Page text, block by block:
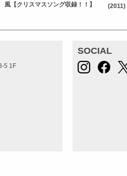
風【クリスマスソング収録！！】
(2011)
5 1F
SOCIAL